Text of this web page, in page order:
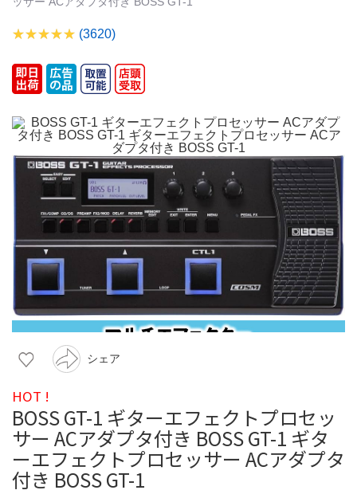
(3620)
シェア
HOT !
BOSS GT-1 ギターエフェクトプロセッ
サー ACアダプタ付き BOSS GT-1 ギタ
ーエフェクトプロセッサー ACアダプタ
付き BOSS GT-1